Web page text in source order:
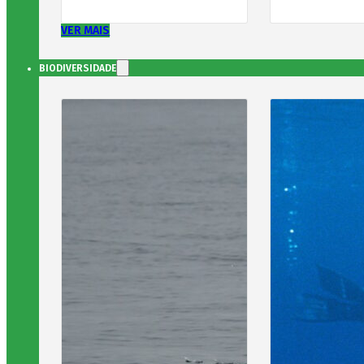
VER MAIS
BIODIVERSIDADE